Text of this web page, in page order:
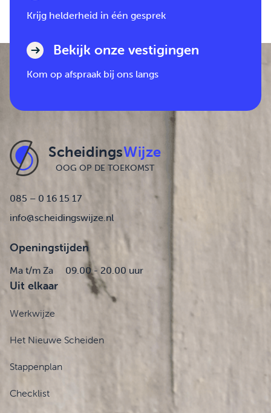
Krijg helderheid in één gesprek
Bekijk onze vestigingen
Kom op afspraak bij ons langs
ScheidingsWijze
OOG OP DE TOEKOMST
085 – 0 16 15 17
info@scheidingswijze.nl
Openingstijden
Ma t/m Za 09.00 - 20.00 uur
Uit elkaar
Werkwijze
Het Nieuwe Scheiden
Stappenplan
Checklist